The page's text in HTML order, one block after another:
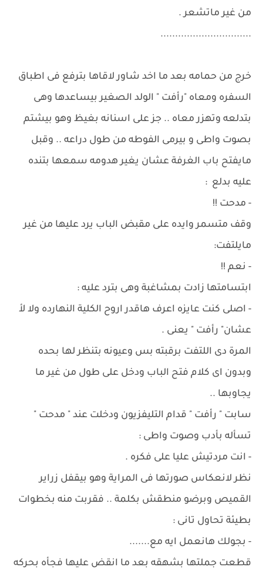
من غير ماتشعر .
...............................
خرج من حمامه بعد ما اخد شاور لاقاها بترفع فى اطباق
السفره ومعاه "رأفت " الولد الصغير بيساعدها وهى
بتدلعه وتهزر معاه .. جز على اسنانه بغيظ وهو بيشتم
بصوت واطى و بيرمى الفوطه من طول دراعه .. وقبل
مايفتح باب الغرفة عشان يغير هدومه سمعها بتنده
عليه بدلع :
- مدحت !!
وقف متسمر وايده على مقبض الباب يرد عليها من غير
مايلتفت:
- نعم !!
ابتسامتها زادت بمشاغبة وهى بترد عليه :
- اصلى كنت عايزه اعرف هاقدر اروح الكلية النهارده ولا لأ
عشان" رأفت " يعنى .
المرة دى اللتفت برقبته بس وعيونه بتنظر لها بحده
وبدون اى كلام فتح الباب ودخل على طول من غير ما
يجاوبها ..
سابت " رأفت " قدام التليفزيون ودخلت عند " مدحت "
تسأله بأدب وصوت واطى :
- انت مردتيش عليا على فكره .
نظر لانعكاس صورتها فى المراية وهو بيقفل زراير
القميص وبرضو منطقش بكلمة .. فقربت منه بخطوات
بطيئة تحاول تانى :
- بجولك هانعمل ايه مع.......
قطعت جملتها بشهقه بعد ما انقض عليها فجأه بحركه